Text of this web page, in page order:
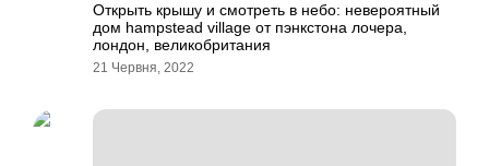
Открыть крышу и смотреть в небо: невероятный
дом hampstead village от пэнкстона лочера,
лондон, великобритания
21 Червня, 2022